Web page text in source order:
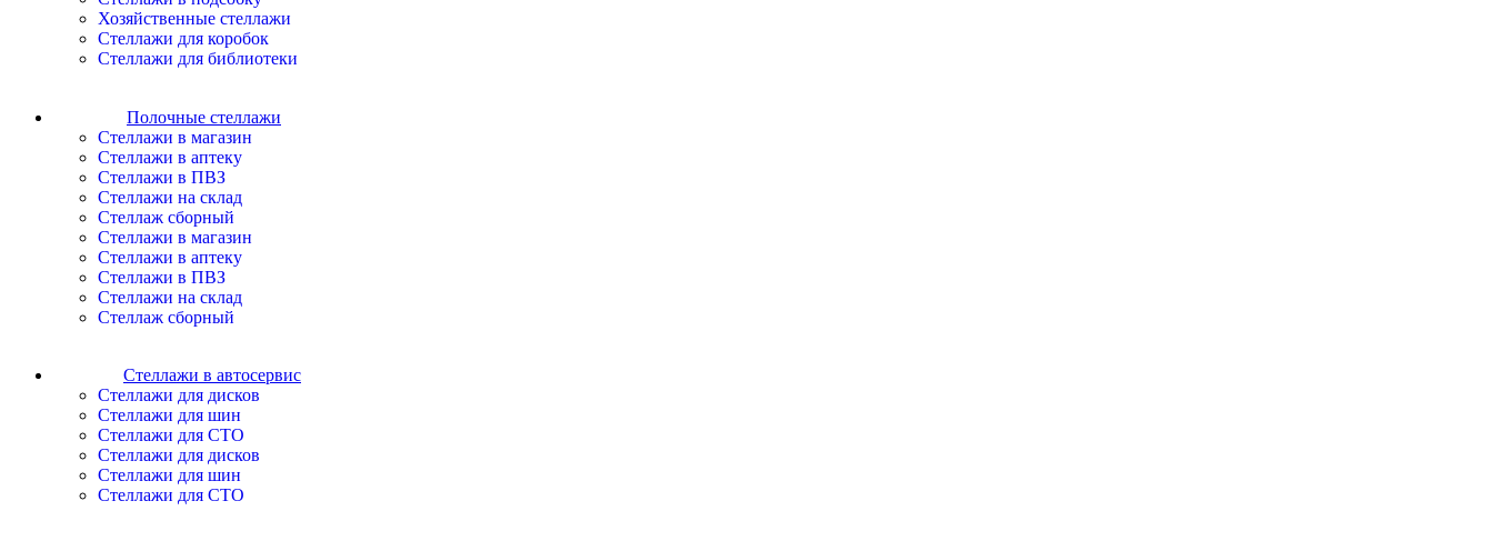
Хозяйственные стеллажи
Стеллажи для коробок
Стеллажи для библиотеки
Полочные стеллажи
Cтеллажи в магазин
Cтеллажи в аптеку
Cтеллажи в ПВЗ
Cтеллажи на склад
Стеллаж сборный
Cтеллажи в магазин
Cтеллажи в аптеку
Cтеллажи в ПВЗ
Cтеллажи на склад
Стеллаж сборный
Стеллажи в автосервис
Cтеллажи для дисков
Cтеллажи для шин
Cтеллажи для СТО
Cтеллажи для дисков
Cтеллажи для шин
Cтеллажи для СТО